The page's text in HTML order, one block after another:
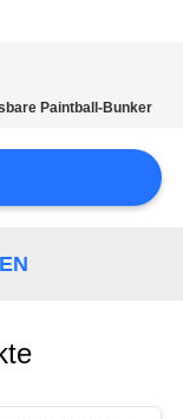
Paintball-Bunker